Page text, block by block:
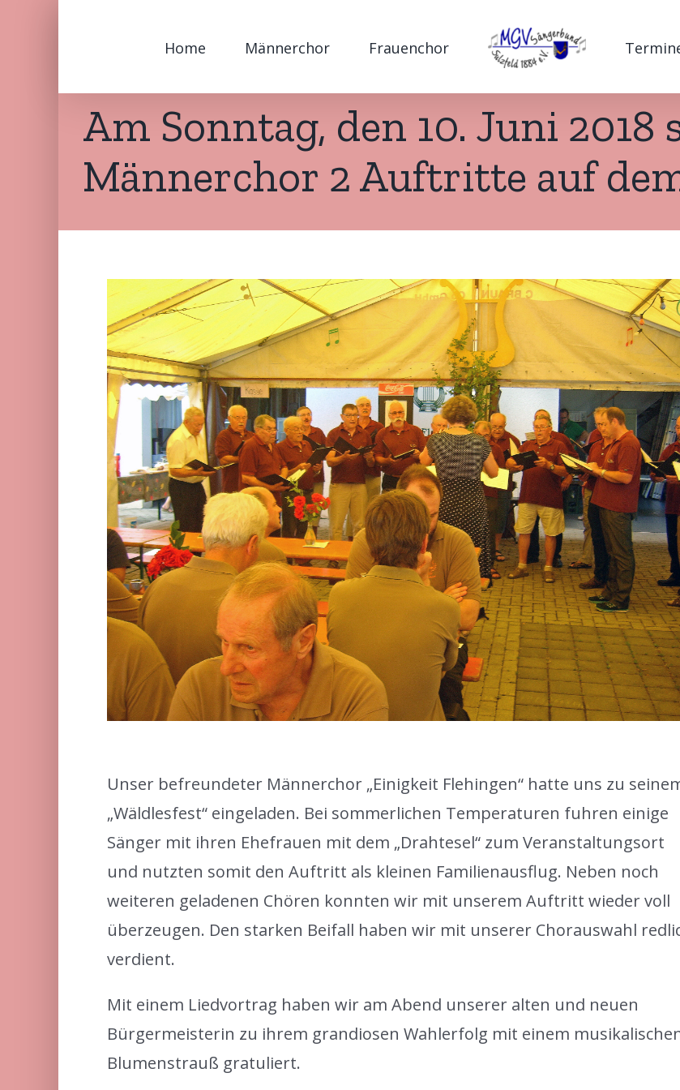
Home Männerchor Frauenchor
Am Sonntag, den 10. Juni
Männerchor 2 Auftritte auf
Unser befreundeter Männerchor „Einigkeit Flehingen“ hatte uns zu
„Wäldlesfest“ eingeladen. Bei sommerlichen Temperaturen fuhren einige
Sänger mit ihren Ehefrauen mit dem „Drahtesel“ zum Veranstaltungsort
und nutzten somit den Auftritt als kleinen Familienausflug. Neben noch
weiteren geladenen Chören konnten wir mit unserem Auftritt wieder voll
überzeugen. Den starken Beifall haben wir mit unserer Chorauswahl
verdient.
Mit einem Liedvortrag haben wir am Abend unserer alten und neuen
Bürgermeisterin zu ihrem grandiosen Wahlerfolg mit einem
Blumenstrauß gratuliert.